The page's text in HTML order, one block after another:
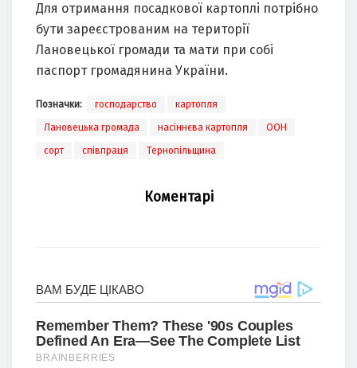
Для отримання посадкової картоплі потрібно
бути зареєстрованим на території
Лановецької громади та мати при собі
паспорт громадянина України.
Позначки: господарство картопля
Лановецька громада насіннєва картопля ООН
сорт співпраця Тернопільщина
Коментарі